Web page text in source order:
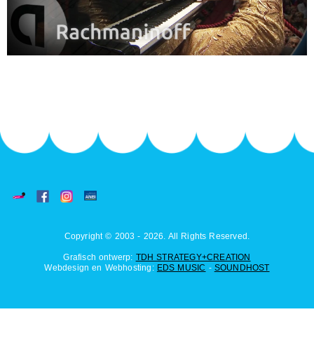
Copyright © 2003 - 2026. All Rights Reserved.
Grafisch ontwerp: TDH STRATEGY+CREATION
Webdesign en Webhosting: EDS MUSIC - SOUNDHOST